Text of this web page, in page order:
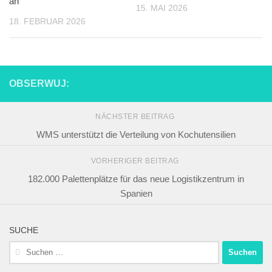
18. FEBRUAR 2026
15. MAI 2026
OBSERWUJ:
NÄCHSTER BEITRAG
WMS unterstützt die Verteilung von Kochutensilien
VORHERIGER BEITRAG
182.000 Palettenplätze für das neue Logistikzentrum in
Spanien
SUCHE
Suchen
nach: